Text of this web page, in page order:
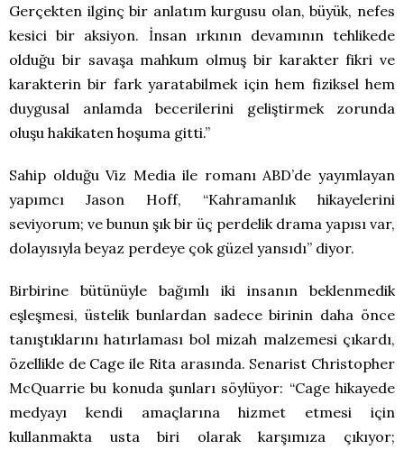
Gerçekten ilginç bir anlatım kurgusu olan, büyük, nefes
kesici bir aksiyon. İnsan ırkının devamının tehlikede
olduğu bir savaşa mahkum olmuş bir karakter fikri ve
karakterin bir fark yaratabilmek için hem fiziksel hem
duygusal anlamda becerilerini geliştirmek zorunda
oluşu hakikaten hoşuma gitti.”
Sahip olduğu Viz Media ile romanı ABD’de yayımlayan
yapımcı Jason Hoff, “Kahramanlık hikayelerini
seviyorum; ve bunun şık bir üç perdelik drama yapısı var,
dolayısıyla beyaz perdeye çok güzel yansıdı” diyor.
Birbirine bütünüyle bağımlı iki insanın beklenmedik
eşleşmesi, üstelik bunlardan sadece birinin daha önce
tanıştıklarını hatırlaması bol mizah malzemesi çıkardı,
özellikle de Cage ile Rita arasında. Senarist Christopher
McQuarrie bu konuda şunları söylüyor: “Cage hikayede
medyayı kendi amaçlarına hizmet etmesi için
kullanmakta usta biri olarak karşımıza çıkıyor;